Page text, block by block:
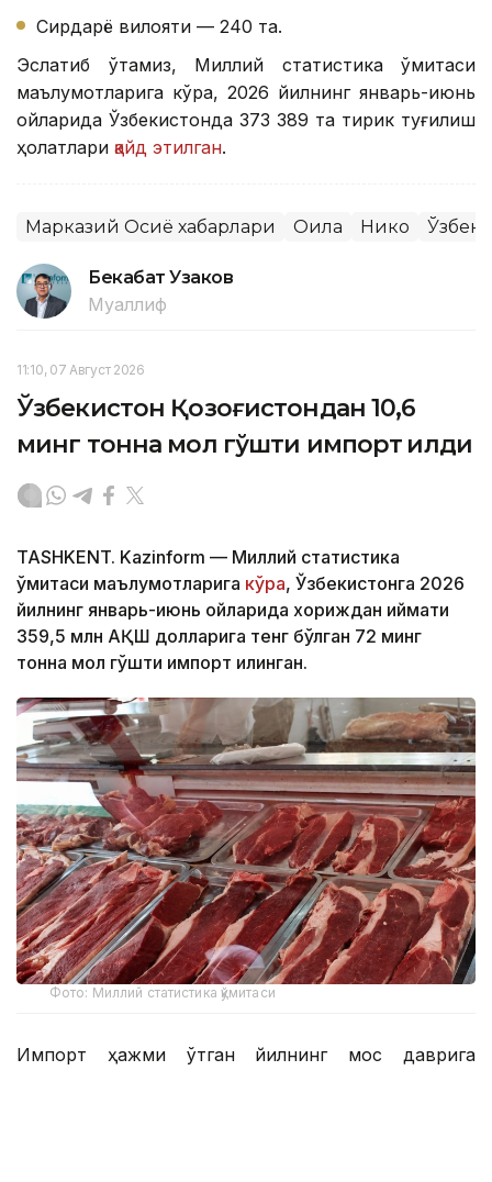
Сирдарё вилояти — 240 та.
Эслатиб ўтамиз, Миллий статистика қўмитаси
маълумотларига кўра, 2026 йилнинг январь-июнь
ойларида Ўзбекистонда 373 389 та тирик туғилиш
ҳолатлари қайд этилган.
Марказий Осиё хабарлари Оила Никоҳ
Бекабат Узаков
Муаллиф
11:10, 07 Август 2026
Ўзбекистон Қозоғистондан 10,6
минг тонна мол гўшти импорт қилди
TASHKENT. Kazinform — Миллий статистика
қўмитаси маълумотларига кўра, Ўзбекистонга 2026
йилнинг январь-июнь ойларида хориждан қиймати
359,5 млн АҚШ долларига тенг бўлган 72 минг
тонна мол гўшти импорт қилинган.
Фото: Миллий статистика қўмитаси
Импорт ҳажми ўтган йилнинг мос даврига